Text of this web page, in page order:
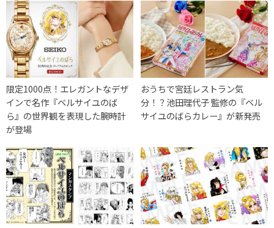
限定1000点！エレガントなデザ
インで名作『ベルサイユのば
ら』の世界観を表現した腕時計
が登場
おうちで宮廷レストラン気
分！？池田理代子 監修の『ベル
サイユのばらカレー』が新発売